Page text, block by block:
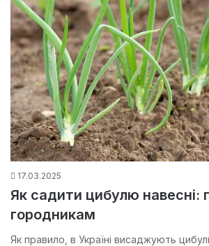
17.03.2025
Як садити цибулю навесні:
городникам
Як правило, в Україні висаджують